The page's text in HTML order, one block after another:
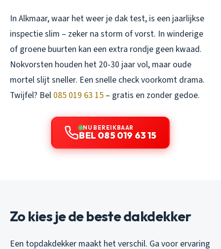
In Alkmaar, waar het weer je dak test, is een jaarlijkse
inspectie slim – zeker na storm of vorst. In winderige
of groene buurten kan een extra rondje geen kwaad.
Nokvorsten houden het 20-30 jaar vol, maar oude
mortel slijt sneller. Een snelle check voorkomt drama.
Twijfel? Bel 085 019 63 15 – gratis en zonder gedoe.
NU BEREIKBAAR
BEL 085 019 63 15
Zo kies je de beste dakdekker
Een topdakdekker maakt het verschil. Ga voor ervaring